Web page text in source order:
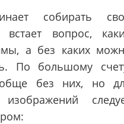
собирать
вопрос,
а без каких
По большому
без них, но